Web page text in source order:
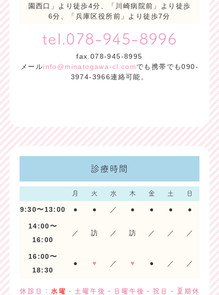
園西口」より徒歩4分、「川崎病院前」より徒歩
6分、「兵庫区役所前」より徒歩7分
tel.078-945-8996
fax.078-945-8995
メールinfo@minatogawa-cl.comでも携帯でも090-
3974-3966連絡可能。
診療時間
月 火 水 木 金 土 日
9:30〜13:00 ● ● ／ ● ● ● ●
14:00〜
16:00
／ 訪 ／ 訪 ／ ／ ／
16:00〜
18:30
● ♥ ／ ♥ ● ／ ／
休診日： 水曜 ・土曜午後・日曜午後・祝日・夏期休